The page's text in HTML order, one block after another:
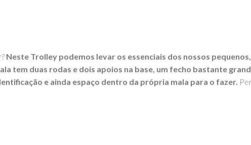
Neste Trolley podemos levar os essenciais dos nossos
tem duas rodas e dois apoios na base, um fecho bastante
e ainda espaço dentro da própria mala para o fazer.